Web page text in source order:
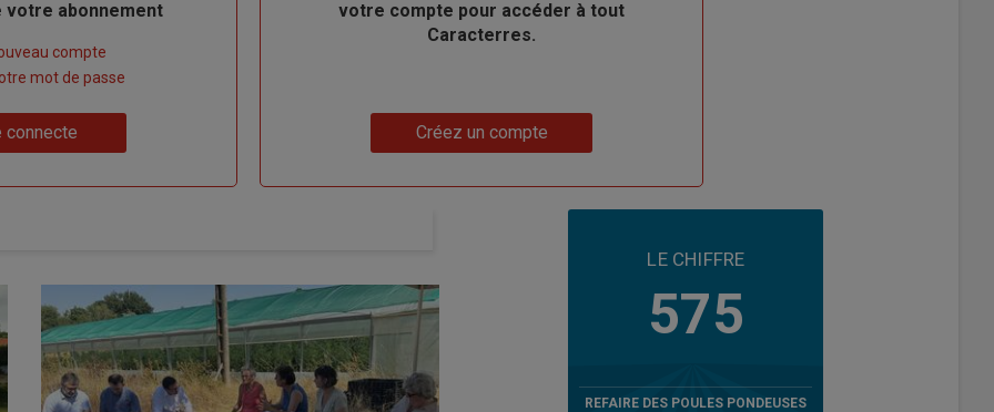
abonnement
compte
mot de passe
connecte
votre compte pour accéder à tout
Caracterres.
Créez un compte
LE CHIFFRE
575
REFAIRE DES POULES PONDEUSES